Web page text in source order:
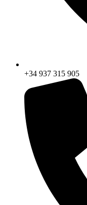
+34 937 315 905